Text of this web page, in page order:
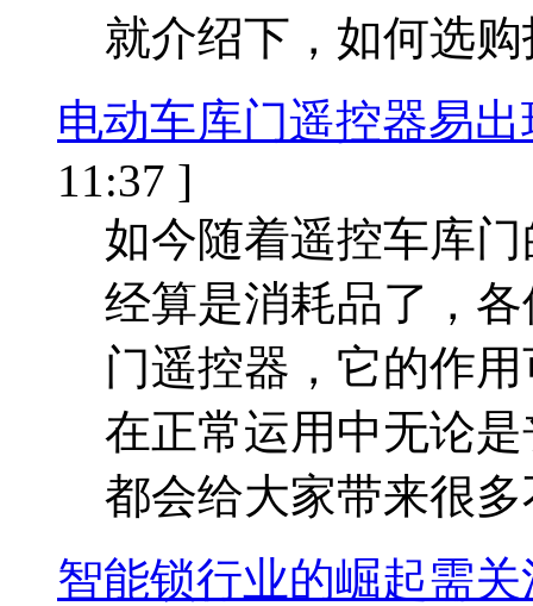
就介绍下，如何选
电动车库门遥控器易
11:37 ]
如今随着遥控车库
经算是消耗品了，
门遥控器，它的作
在正常运用中无论
都会给大家带来很
智能锁行业的崛起需